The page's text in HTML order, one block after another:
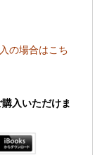
の場合はこち
入いただけま